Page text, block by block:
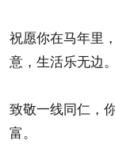
祝愿你在马年里
意，生活乐无边。
致敬一线同仁，
富。